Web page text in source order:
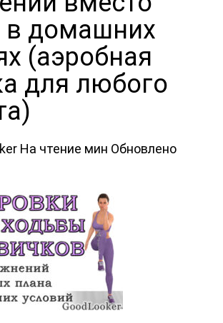
в домашних
(аэробная
для любого
На чтение мин Обновлено